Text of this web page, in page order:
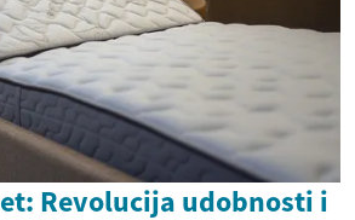
Revolucija udobnosti i